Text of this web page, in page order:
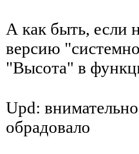
А как быть,
версию
"Высота" в
Upd:
обрадовало